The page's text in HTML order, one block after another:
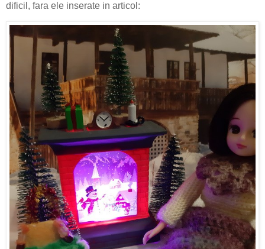
dificil, fara ele inserate in articol: